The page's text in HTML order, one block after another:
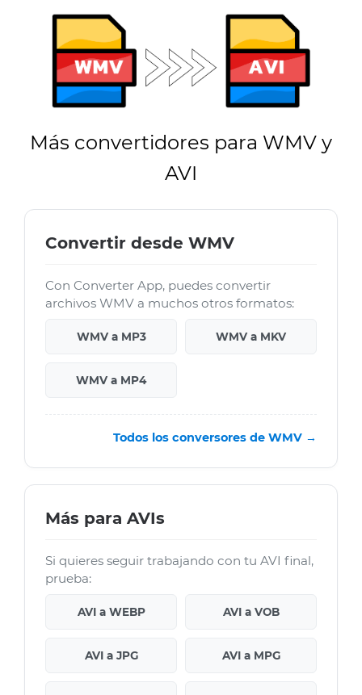
Más convertidores para WMV y
AVI
Convertir desde WMV
Con Converter App, puedes convertir
archivos WMV a muchos otros formatos:
WMV a MP3 WMV a MKV
WMV a MP4
Todos los conversores de WMV →
Más para AVIs
Si quieres seguir trabajando con tu AVI final,
prueba:
AVI a WEBP AVI a VOB
AVI a JPG AVI a MPG